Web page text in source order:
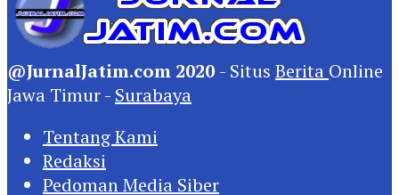
@JurnalJatim.com 2020 - Situs Berita Online
Jawa Timur - Surabaya
Tentang Kami
Redaksi
Pedoman Media Siber